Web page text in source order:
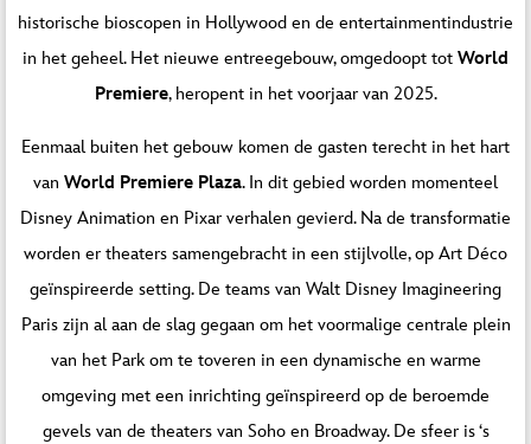
historische bioscopen in Hollywood en de entertainmentindustrie
in het geheel. Het nieuwe entreegebouw, omgedoopt tot World
Premiere, heropent in het voorjaar van 2025.
Eenmaal buiten het gebouw komen de gasten terecht in het hart
van World Premiere Plaza. In dit gebied worden momenteel
Disney Animation en Pixar verhalen gevierd. Na de transformatie
worden er theaters samengebracht in een stijlvolle, op Art Déco
geïnspireerde setting. De teams van Walt Disney Imagineering
Paris zijn al aan de slag gegaan om het voormalige centrale plein
van het Park om te toveren in een dynamische en warme
omgeving met een inrichting geïnspireerd op de beroemde
gevels van de theaters van Soho en Broadway. De sfeer is ‘s